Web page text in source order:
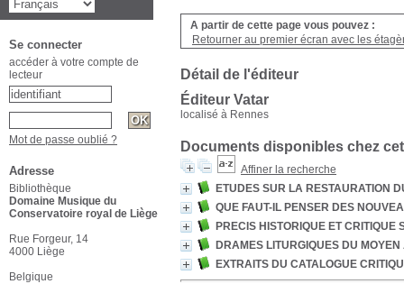
A partir de cette page vous pouvez :
Retourner au premier écran avec les
Détail de l'éditeur
Éditeur Vatar
localisé à Rennes
Documents disponibles chez
Affiner la recherche
ETUDES SUR LA RESTAURATION
QUE FAUT-IL PENSER DES
PRECIS HISTORIQUE ET
DRAMES LITURGIQUES DU
EXTRAITS DU CATALOGUE
Se connecter
accéder à votre compte de
lecteur
Mot de passe oublié ?
Adresse
Bibliothèque
Domaine Musique du
Conservatoire royal de Liège
Rue Forgeur, 14
4000 Liège
Belgique